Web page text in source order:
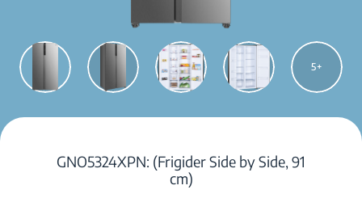
5
GNO5324XPN: (Frigider Side by Side, 91
cm)